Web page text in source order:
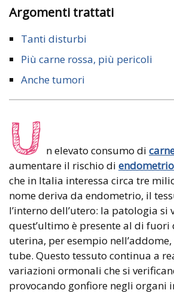
Argomenti trattati
Tanti disturbi
Più carne rossa, più pericoli
Anche tumori
U n elevato consumo di
aumentare il rischio di
che in Italia interessa circa tre
nome deriva da endometrio, il
l’interno dell’utero: la patologia si
quest’ultimo è presente al di fuori
uterina, per esempio
tube. Questo tessuto continua a
variazioni ormonali che si
provocando gonfiore negli organi